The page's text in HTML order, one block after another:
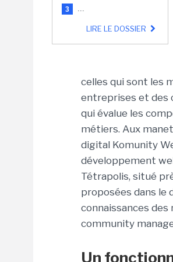
3 ...
LIRE LE DOSSIER
celles qui sont les
entreprises et des
qui évalue les
métiers. Aux
digital Komunity
développement
Tétrapolis, situé
proposées dans le
connaissances des
community
Un